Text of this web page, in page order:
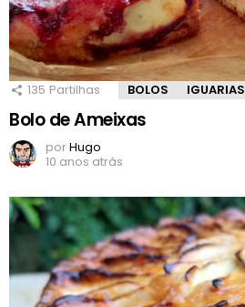
135 Partilhas BOLOS IGUARIAS
Bolo de Ameixas
porHugo
10 anos atrás